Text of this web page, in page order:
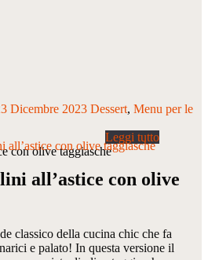
Dicembre 2023 Dessert Menu per le
con olive taggiasche
all’astice con olive
classico della cucina chic che fa
e palato! In questa versione il